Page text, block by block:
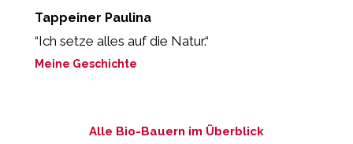
Tappeiner Paulina
“Ich setze alles auf die Natur.“
Meine Geschichte
Alle Bio-Bauern im Überblick